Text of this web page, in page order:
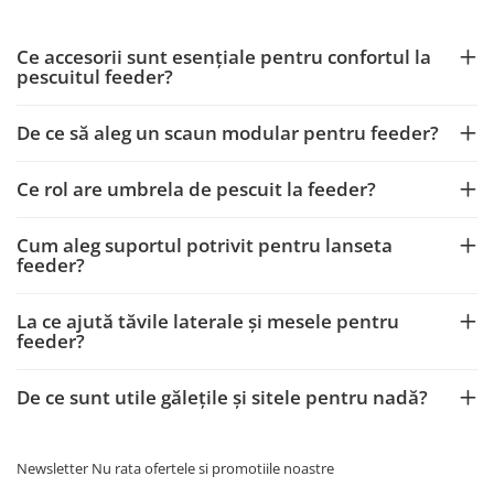
Ce accesorii sunt esențiale pentru confortul la
pescuitul feeder?
De ce să aleg un scaun modular pentru feeder?
Ce rol are umbrela de pescuit la feeder?
Cum aleg suportul potrivit pentru lanseta
feeder?
La ce ajută tăvile laterale și mesele pentru
feeder?
De ce sunt utile gălețile și sitele pentru nadă?
Newsletter Nu rata ofertele si promotiile noastre